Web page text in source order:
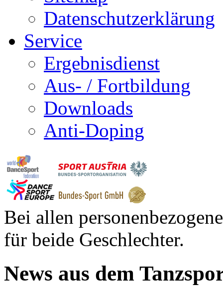
Datenschutzerklärung
Service
Ergebnisdienst
Aus- / Fortbildung
Downloads
Anti-Doping
Bei allen
für beide Geschlechter.
News aus dem